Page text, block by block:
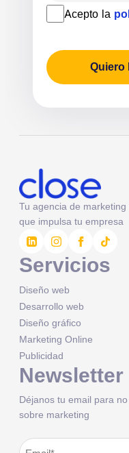
Acepto la
Quiero
Tu agencia de
que impulsa tu empresa
Servicios
Diseño web
Desarrollo web
Diseño gráfico
Marketing Online
Publicidad
Newsletter
Déjanos tu email para
sobre marketing
Correo